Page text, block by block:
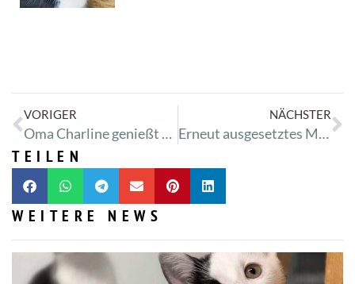
VORIGER
Oma Charline genießt Frühlingswetter am Zwischenahner Meer!
NÄCHSTER
Erneut ausgesetztes Meerschweinchen vor Tierarztpraxis
TEILEN
WEITERE NEWS